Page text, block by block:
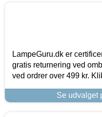
LampeGuru.dk er
gratis returnering ved
ved ordrer over 499 kr.
Se udvalget